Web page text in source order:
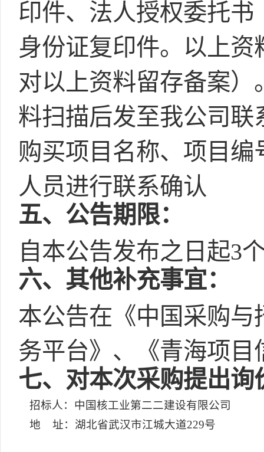
印件、法人授权委托
身份证复印件。以上
对以上资料留存备案
料扫描后发至我公司联
购买项目名称、项目
人员进行联系确认
五、公告期限：
自本公告发布之日起3
六、其他补充事宜：
本公告在《中国采购
务平台》、《青海项
七、对本次采购提出询
招标人：中国核工业第二二建设有限公司
地 址：湖北省武汉市江城大道229号